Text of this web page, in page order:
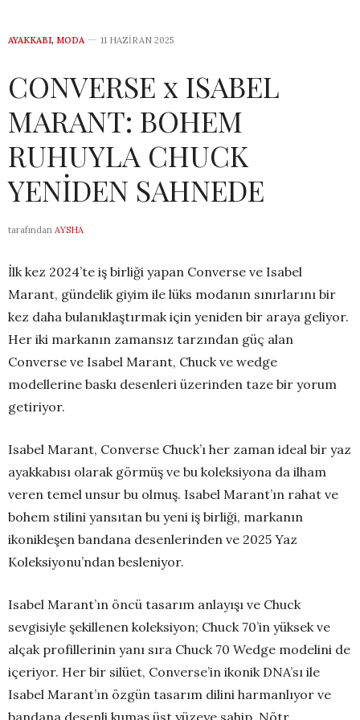
AYAKKABI, MODA 11 HAZIRAN 2025
CONVERSE x ISABEL
MARANT: BOHEM
RUHUYLA CHUCK
YENİDEN SAHNEDE
tarafından AYSHA
İlk kez 2024’te iş birliği yapan Converse ve Isabel
Marant, gündelik giyim ile lüks modanın sınırlarını bir
kez daha bulanıklaştırmak için yeniden bir araya geliyor.
Her iki markanın zamansız tarzından güç alan
Converse ve Isabel Marant, Chuck ve wedge
modellerine baskı desenleri üzerinden taze bir yorum
getiriyor.
Isabel Marant, Converse Chuck’ı her zaman ideal bir yaz
ayakkabısı olarak görmüş ve bu koleksiyona da ilham
veren temel unsur bu olmuş. Isabel Marant’ın rahat ve
bohem stilini yansıtan bu yeni iş birliği, markanın
ikonikleşen bandana desenlerinden ve 2025 Yaz
Koleksiyonu’ndan besleniyor.
Isabel Marant’ın öncü tasarım anlayışı ve Chuck
sevgisiyle şekillenen koleksiyon; Chuck 70’in yüksek ve
alçak profillerinin yanı sıra Chuck 70 Wedge modelini de
içeriyor. Her bir silüet, Converse’in ikonik DNA’sı ile
Isabel Marant’ın özgün tasarım dilini harmanlıyor ve